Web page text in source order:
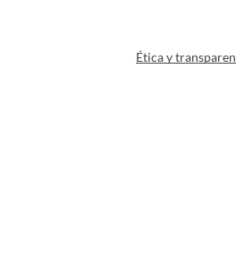
Ética y